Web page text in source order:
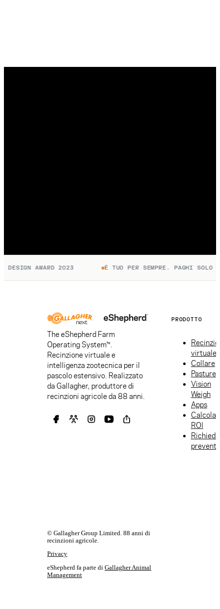
AWARD 2023 È TUO PER SEMPRE. PAGHI SOLO
The eShepherd Farm
Operating System™.
Recinzione virtuale e
intelligenza zootecnica per il
pascolo estensivo. Realizzato
da Gallagher, produttore di
recinzioni agricole da 88 anni.
PRODOTTO
virtuale
Collare
Pasture
Vision
Weigh
Apps
ROI
Richiedi
© Gallagher Group Limited. 88 anni di
recinzioni agricole.
Privacy
eShepherd fa parte di Gallagher Animal
Management